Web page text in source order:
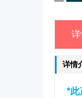
详情
*此